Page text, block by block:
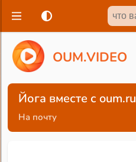
OUM.VIDEO
Йога вместе с oum.ru
На почту